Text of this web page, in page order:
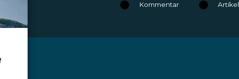
Kommentar Artikel